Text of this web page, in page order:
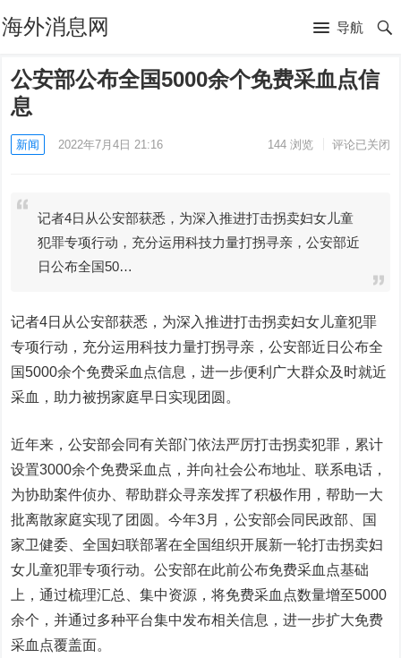
海外消息网 导航
公安部公布全国5000余个免费采血点信
息
新闻 2022年7月4日 21:16 144浏览 评论已关闭
记者4日从公安部获悉，为深入推进打击拐卖妇女儿童
犯罪专项行动，充分运用科技力量打拐寻亲，公安部近
日公布全国50…
记者4日从公安部获悉，为深入推进打击拐卖妇女儿童犯罪
专项行动，充分运用科技力量打拐寻亲，公安部近日公布全
国5000余个免费采血点信息，进一步便利广大群众及时就近
采血，助力被拐家庭早日实现团圆。
近年来，公安部会同有关部门依法严厉打击拐卖犯罪，累计
设置3000余个免费采血点，并向社会公布地址、联系电话，
为协助案件侦办、帮助群众寻亲发挥了积极作用，帮助一大
批离散家庭实现了团圆。今年3月，公安部会同民政部、国
家卫健委、全国妇联部署在全国组织开展新一轮打击拐卖妇
女儿童犯罪专项行动。公安部在此前公布免费采血点基础
上，通过梳理汇总、集中资源，将免费采血点数量增至5000
余个，并通过多种平台集中发布相关信息，进一步扩大免费
采血点覆盖面。